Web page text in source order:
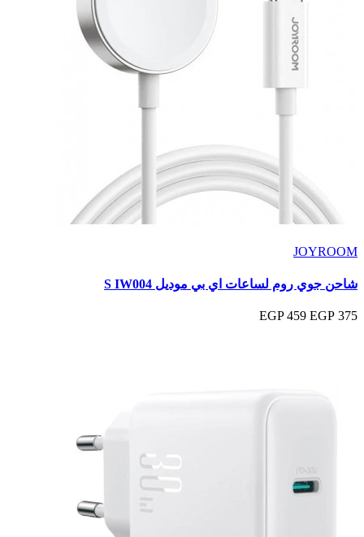
JOYROOM
شاحن جوي روم لساعات اي بي موديل S IW004
375 EGP
459 EGP